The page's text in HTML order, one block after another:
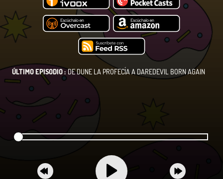
ÚLTIMO EPISODIO : DE DUNE LA PROFECÍA A DAREDEVIL BORN AGAIN